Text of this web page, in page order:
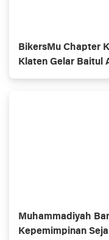
BikersMu Chapter
Klaten Gelar Baitul
Indonesia, Inovasi
Muhammadiyah
Kepemimpinan